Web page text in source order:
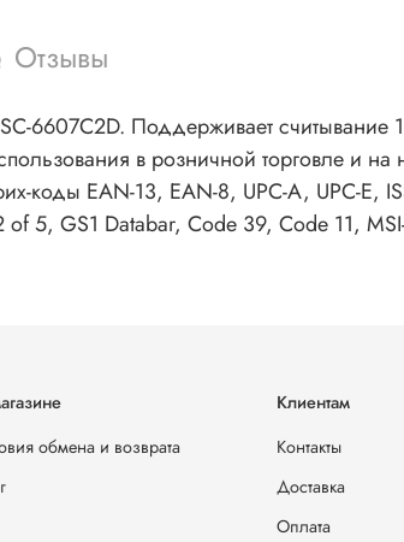
Отзывы
6607C2D. Поддерживает
в розничной торговле и
коды EAN-13, EAN-8, UPC-A, UPC-E,
5, GS1 Databar, Code 39, Code 11,
обмена и возврата
Клиентам
Контакты
Доставка
Оплата